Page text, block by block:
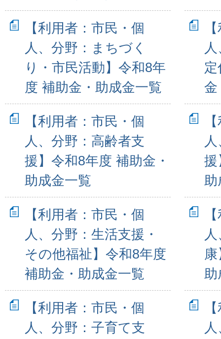
【利用者：市民・個
人、分野：まちづく
り・市民活動】令和8年
度 補助金・助成金一覧
金
【利用者：市民・個
人、分野：高齢者支
援】令和8年度 補助金・
助成金一覧
援
【利用者：市民・個
人、分野：生活支援・
その他福祉】令和8年度
補助金・助成金一覧
【利用者：市民・個
人、分野：子育て支